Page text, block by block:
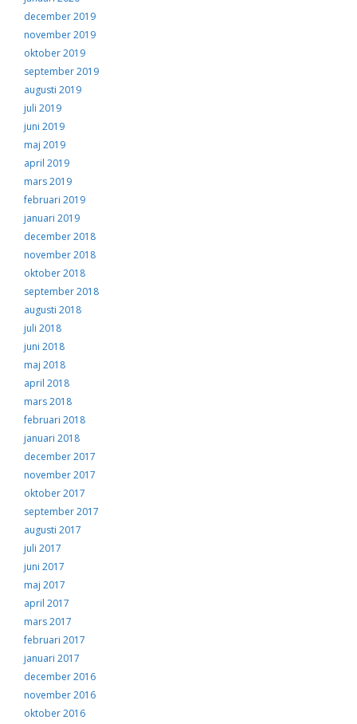
december 2019
november 2019
oktober 2019
september 2019
augusti 2019
juli 2019
juni 2019
maj 2019
april 2019
mars 2019
februari 2019
januari 2019
december 2018
november 2018
oktober 2018
september 2018
augusti 2018
juli 2018
juni 2018
maj 2018
april 2018
mars 2018
februari 2018
januari 2018
december 2017
november 2017
oktober 2017
september 2017
augusti 2017
juli 2017
juni 2017
maj 2017
april 2017
mars 2017
februari 2017
januari 2017
december 2016
november 2016
oktober 2016